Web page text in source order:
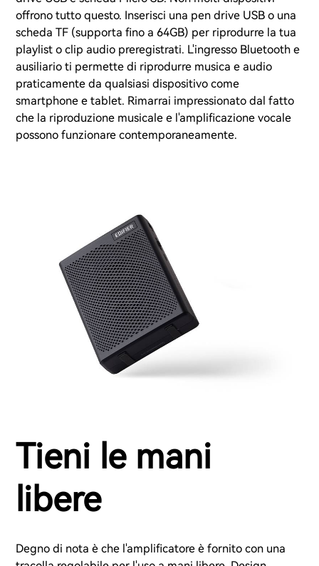
offrono tutto questo. Inserisci una pen drive USB o una
scheda TF (supporta fino a 64GB) per riprodurre la tua
playlist o clip audio preregistrati. L'ingresso Bluetooth e
ausiliario ti permette di riprodurre musica e audio
praticamente da qualsiasi dispositivo come
smartphone e tablet. Rimarrai impressionato dal fatto
che la riproduzione musicale e l'amplificazione vocale
possono funzionare contemporaneamente.
Tieni le mani
libere
Degno di nota è che l'amplificatore è fornito con una